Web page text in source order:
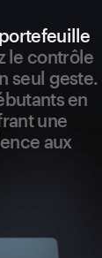
le contrôle
seul geste.
en
une
aux